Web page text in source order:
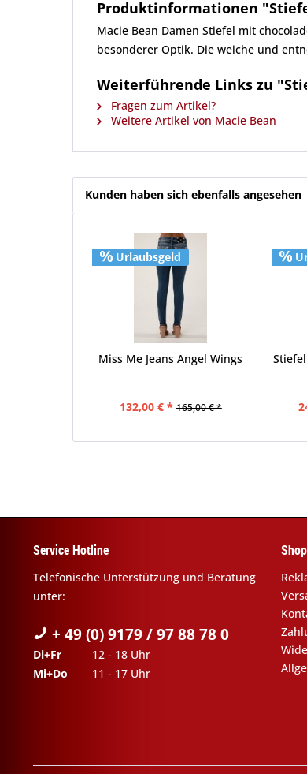
Produktinformationen
Macie Bean Damen Stiefel mit
besonderer Optik. Die weiche und
Weiterführende Links zu
Fragen zum Artikel?
Weitere Artikel von Macie Bean
Kunden haben sich ebenfalls angesehen
Urlaubsgeld
Miss Me Jeans Angel Wings
132,00 € * 165,00 € *
Service Hotline
Telefonische Unterstützung und Beratung
unter:
+ 49 (0) 9179 / 97 88 78 0
Di+Fr
12 - 18 Uhr
Mi+Do
11 - 17 Uhr